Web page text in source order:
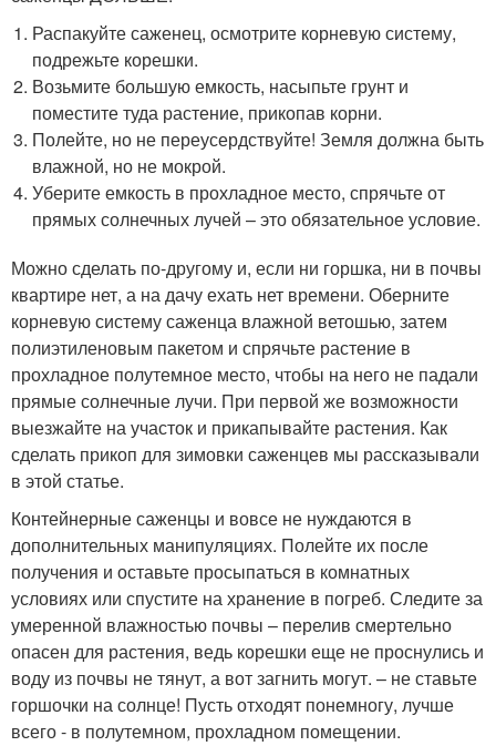
Распакуйте саженец, осмотрите корневую систему,
подрежьте корешки.
Возьмите большую емкость, насыпьте грунт и
поместите туда растение, прикопав корни.
Полейте, но не переусердствуйте! Земля должна быть
влажной, но не мокрой.
Уберите емкость в прохладное место, спрячьте от
прямых солнечных лучей – это обязательное условие.
Можно сделать по-другому и, если ни горшка, ни в почвы
квартире нет, а на дачу ехать нет времени. Оберните
корневую систему саженца влажной ветошью, затем
полиэтиленовым пакетом и спрячьте растение в
прохладное полутемное место, чтобы на него не падали
прямые солнечные лучи. При первой же возможности
выезжайте на участок и прикапывайте растения. Как
сделать прикоп для зимовки саженцев мы рассказывали
в этой статье.
Контейнерные саженцы и вовсе не нуждаются в
дополнительных манипуляциях. Полейте их после
получения и оставьте просыпаться в комнатных
условиях или спустите на хранение в погреб. Следите за
умеренной влажностью почвы – перелив смертельно
опасен для растения, ведь корешки еще не проснулись и
воду из почвы не тянут, а вот загнить могут. – не ставьте
горшочки на солнце! Пусть отходят понемногу, лучше
всего - в полутемном, прохладном помещении.